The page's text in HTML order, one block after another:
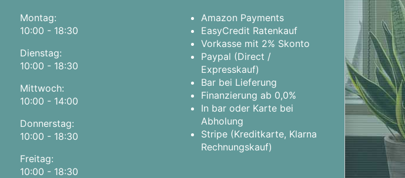
Montag:
10:00 - 18:30
Dienstag:
10:00 - 18:30
Mittwoch:
10:00 - 14:00
Donnerstag:
10:00 - 18:30
Freitag:
10:00 - 18:30
Amazon Payments
EasyCredit Ratenkauf
Vorkasse mit 2% Skonto
Paypal (Direct /
Expresskauf)
Bar bei Lieferung
Finanzierung ab 0,0%
In bar oder Karte bei
Abholung
Stripe (Kreditkarte, Klarna
Rechnungskauf)